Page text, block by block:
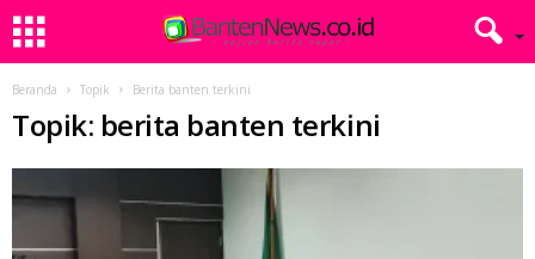
Beranda Topik Berita banten terkini
Topik: berita banten terkini